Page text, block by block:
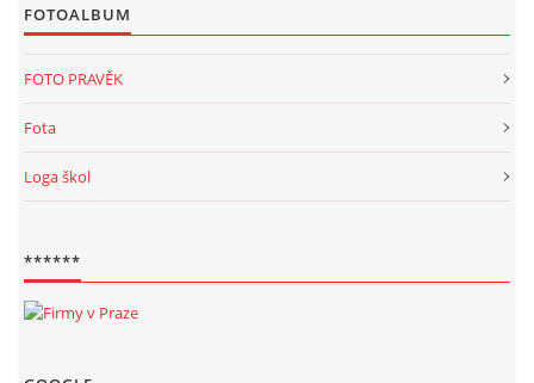
FOTOALBUM
FOTO PRAVĚK
Fota
Loga škol
******